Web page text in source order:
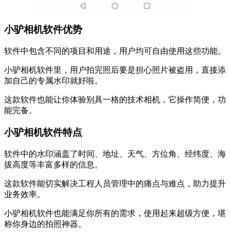
小驴相机软件优势
软件中包含不同的项目和用途，用户均可自由使用这些功能。
小驴相机软件里，用户拍完照后要是担心照片被盗用，直接添
加自己的专属水印就好啦。
这款软件也能让你体验别具一格的技术相机，它操作简便，功
能完备。
小驴相机软件特点
软件中的水印涵盖了时间、地址、天气、方位角、经纬度、海
拔高度等丰富多样的信息。
这款软件能切实解决工程人员管理中的痛点与难点，助力提升
业务效率。
小驴相机软件也能满足你所有的需求，使用起来超级方便，堪
称你身边的拍照神器。